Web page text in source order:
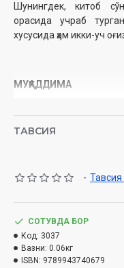
Шунингдек, китоб
орасида учраб
хусусида ҳам икки-уч
МУҚАДДИМА
ҳамда саҳобаларига
ортикча бўлса-да,
бўлса-да, манфаат
охиратимизга
ўзи?
ТАВСИЯ
-
СОТУВДА БОР
Код: 3037
Вазни: 0.06кг
ISBN: 9789943740679